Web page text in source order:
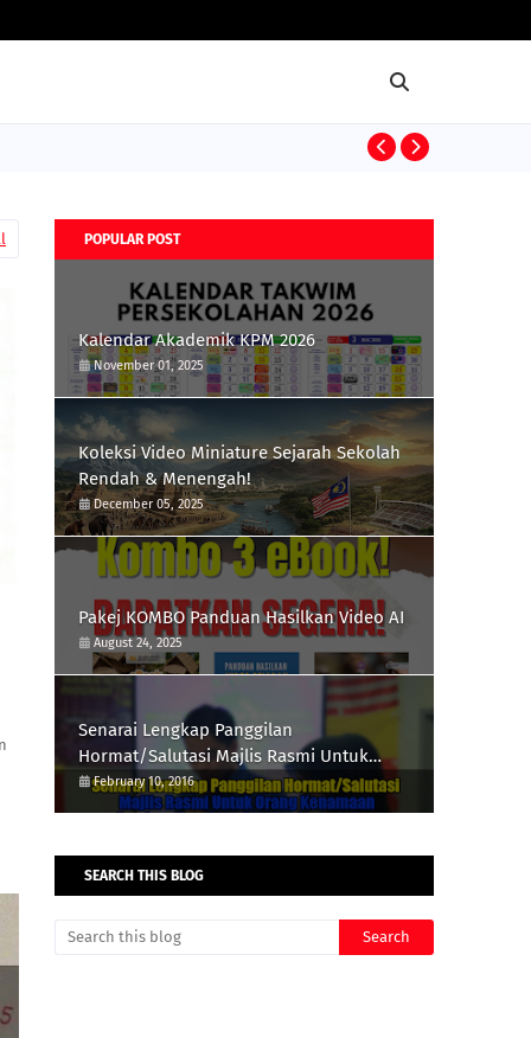
POPULAR POST
Kalendar Akademik KPM 2026
November 01, 2025
Koleksi Video Miniature Sejarah Sekolah
Rendah & Menengah!
December 05, 2025
Pakej KOMBO Panduan Hasilkan Video AI
August 24, 2025
Senarai Lengkap Panggilan
Hormat/Salutasi Majlis Rasmi Untuk
Orang Kenamaan
February 10, 2016
SEARCH THIS BLOG